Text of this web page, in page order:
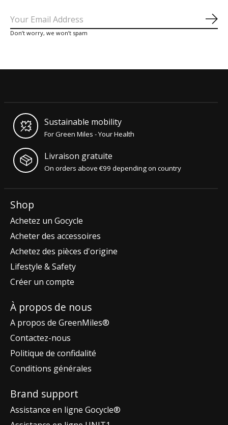
Don’t worry, we won’t spam
Sustainable mobility
For Green Miles - Your Health
Livraison gratuite
On orders above €99 depending on country
Shop
Achetez un Gocycle
Acheter des accessoires
Achetez des pièces d'origine
Lifestyle & Safety
Créer un compte
À propos de nous
A propos de GreenMiles®
Contactez-nous
Politique de confidalité
Conditions générales
Brand support
Assistance en ligne Gocycle®